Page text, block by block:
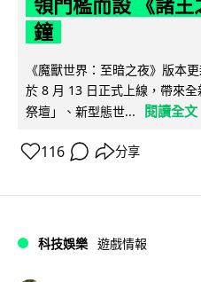
領門檻而設 《諸
鐘
《魔獸世界：至暗之夜》版本
於 8 月 13 日正式上線，帶來
祭壇」、新型態世...
閱讀全文
116 分享
科技娛樂 遊戲情報